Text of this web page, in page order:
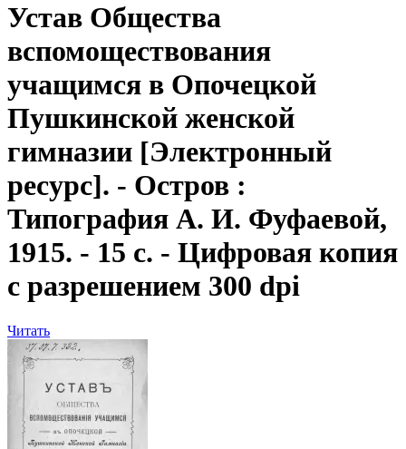
Устав Общества
вспомоществования
учащимся в Опочецкой
Пушкинской женской
гимназии [Электронный
ресурс]. - Остров :
Типография А. И. Фуфаевой,
1915. - 15 с. - Цифровая копия
с разрешением 300 dpi
Читать